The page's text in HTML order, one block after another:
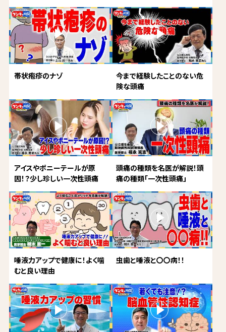
帯状疱疹のナゾ
今まで経験したことのない危
険な頭痛
アイスやポニーテールが原
因！？少し珍しい一次性頭痛
頭痛の種類を名医が解説！頭
痛の種類「一次性頭痛」
唾液力アップで健康に！よく噛
むと良い理由
虫歯と唾液と〇〇病！！